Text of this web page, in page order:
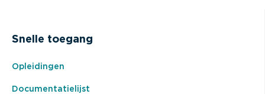
Snelle toegang
Opleidingen
Documentatielijst